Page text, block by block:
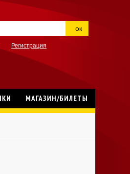
ок
Регистрация
МАГАЗИН/БИЛЕТЫ